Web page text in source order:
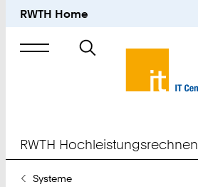
RWTH Home
Suche
nach
RWTH Hochleistungsrechnen
SieSysteme